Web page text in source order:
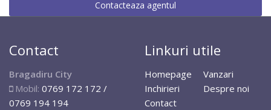
Contact
Bragadiru City
Mobil: 0769 172 172 /
0769 194 194
Linkuri utile
Homepage
Vanzari
Inchirieri
Despre noi
Contact